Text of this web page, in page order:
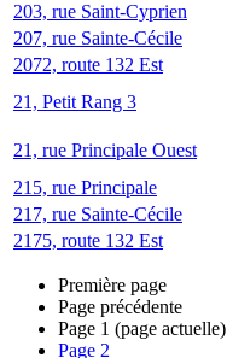
203, rue Saint-Cyprien
207, rue Sainte-Cécile
2072, route 132 Est
21, Petit Rang 3
21, rue Principale Ouest
215, rue Principale
217, rue Sainte-Cécile
2175, route 132 Est
Première page
Page précédente
Page 1 (page actuelle)
Page 2